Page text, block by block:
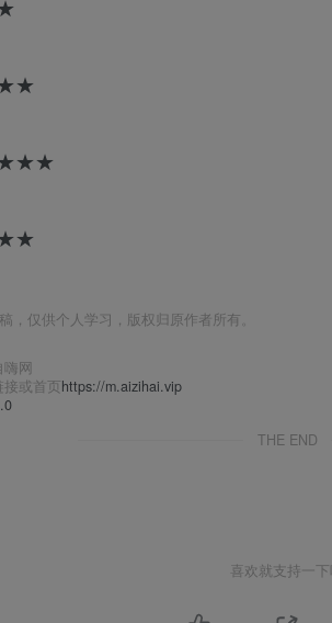
，仅供个人学习，版权归原作者所有。
嗨网
接或首页https://m.aizihai.vip
THE END
喜欢就支持一